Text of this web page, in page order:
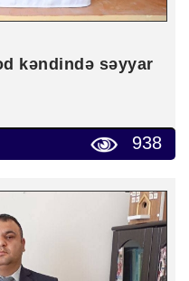
kəndində səyyar
938